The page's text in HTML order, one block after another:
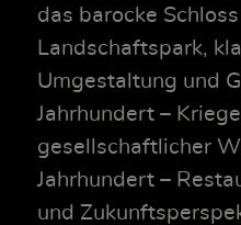
das barocke
Landschaftspark,
Umgestaltung und
Jahrhundert –
gesellschaftlicher
Jahrhundert –
und